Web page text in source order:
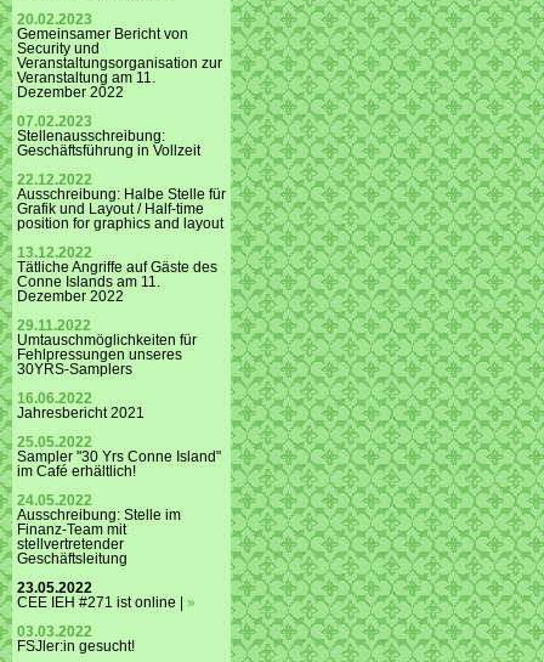
20.02.2023
Gemeinsamer Bericht von
Security und
Veranstaltungsorganisation zur
Veranstaltung am 11.
Dezember 2022
07.02.2023
Stellenausschreibung:
Geschäftsführung in Vollzeit
22.12.2022
Ausschreibung: Halbe Stelle für
Grafik und Layout / Half-time
position for graphics and layout
13.12.2022
Tätliche Angriffe auf Gäste des
Conne Islands am 11.
Dezember 2022
29.11.2022
Umtauschmöglichkeiten für
Fehlpressungen unseres
30YRS-Samplers
16.06.2022
Jahresbericht 2021
25.05.2022
Sampler "30 Yrs Conne Island"
im Café erhältlich!
24.05.2022
Ausschreibung: Stelle im
Finanz-Team mit
stellvertretender
Geschäftsleitung
23.05.2022
CEE IEH #271 ist online | »
03.03.2022
FSJler:in gesucht!